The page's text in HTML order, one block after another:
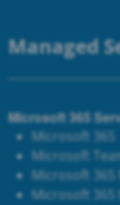
Managed
Microsoft 365
Microsoft 365
Microsoft
Microsoft 365
Microsoft 365